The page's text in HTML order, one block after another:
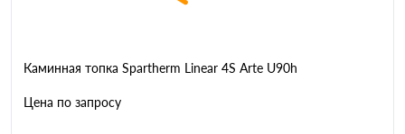
Каминная топка Spartherm Linear 4S Arte U90h
Цена по запросу